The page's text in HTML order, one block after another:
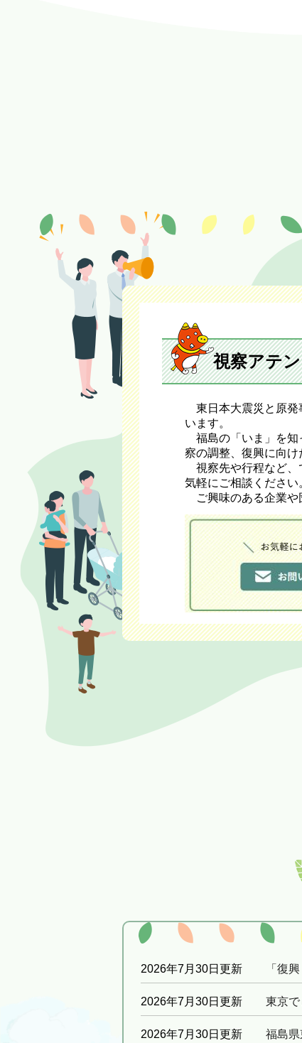
視察アテ
東日本大震災と原発
います。
福島の「いま」を知
察の調整、復興に向け
視察先や行程など、
気軽にご相談ください
ご興味のある企業や
2026年7月30日更新 「復
2026年7月30日更新 東京
2026年7月30日更新 福島